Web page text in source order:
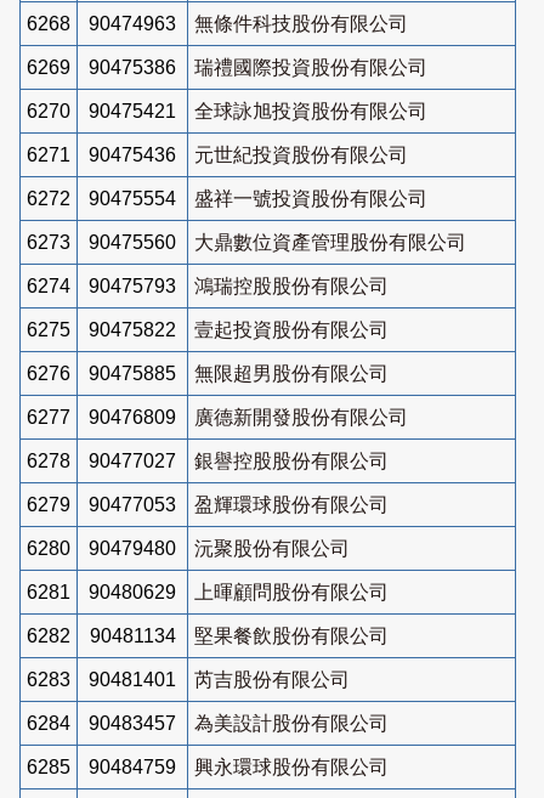
6268 90474963 無條件科技股份有限公司
6269 90475386 瑞禮國際投資股份有限公司
6270 90475421 全球詠旭投資股份有限公司
6271 90475436 元世紀投資股份有限公司
6272 90475554 盛祥一號投資股份有限公司
6273 90475560 大鼎數位資產管理股份有限公司
6274 90475793 鴻瑞控股股份有限公司
6275 90475822 壹起投資股份有限公司
6276 90475885 無限超男股份有限公司
6277 90476809 廣德新開發股份有限公司
6278 90477027 銀譽控股股份有限公司
6279 90477053 盈輝環球股份有限公司
6280 90479480 沅聚股份有限公司
6281 90480629 上暉顧問股份有限公司
6282 90481134 堅果餐飲股份有限公司
6283 90481401 芮吉股份有限公司
6284 90483457 為美設計股份有限公司
6285 90484759 興永環球股份有限公司